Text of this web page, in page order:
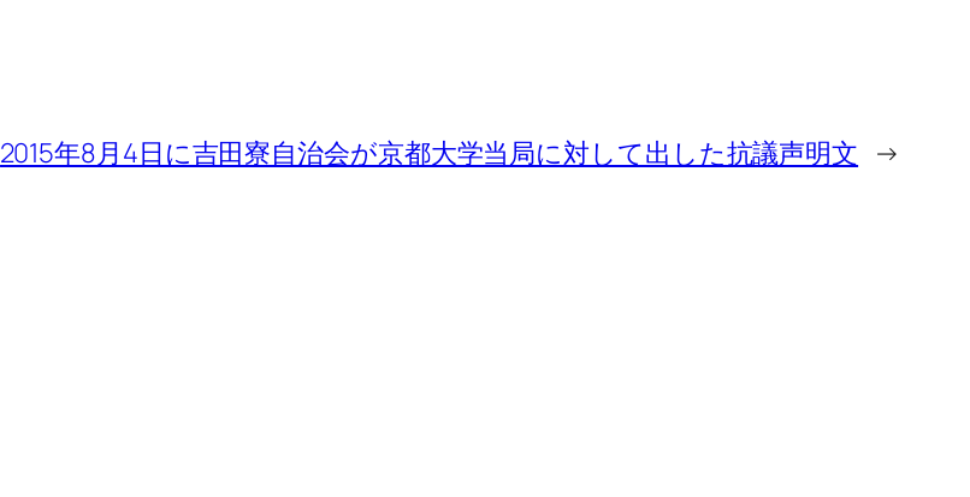
2015年8月4日に吉田寮自治会が京都大学当局に対して出した抗議声明文 →